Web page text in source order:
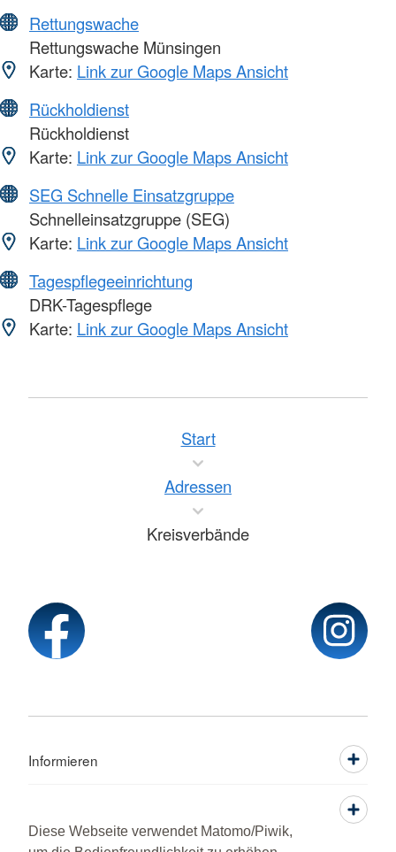
Diese Webseite verwendet Matomo/Piwik,
Rettungswache
Rettungswache Münsingen
Karte: Link zur Google Maps Ansicht
Rückholdienst
Rückholdienst
Karte: Link zur Google Maps Ansicht
SEG Schnelle Einsatzgruppe
Schnelleinsatzgruppe (SEG)
Karte: Link zur Google Maps Ansicht
Tagespflegeeinrichtung
DRK-Tagespflege
Karte: Link zur Google Maps Ansicht
Start
Adressen
Kreisverbände
Informieren